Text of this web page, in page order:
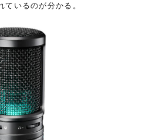
いるのが分かる。